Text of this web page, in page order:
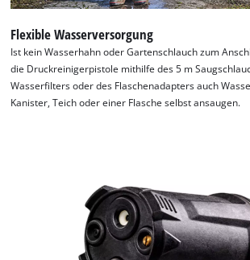
to trackers that are not
the site with their CMP to
Powered by
Management
Flexible Wasserversorgung
Ist kein Wasserhahn oder Gartenschlauch zum
die Druckreinigerpistole mithilfe des 5 m
Wasserfilters oder des Flaschenadapters auch
Kanister, Teich oder einer Flasche selbst ansaugen.